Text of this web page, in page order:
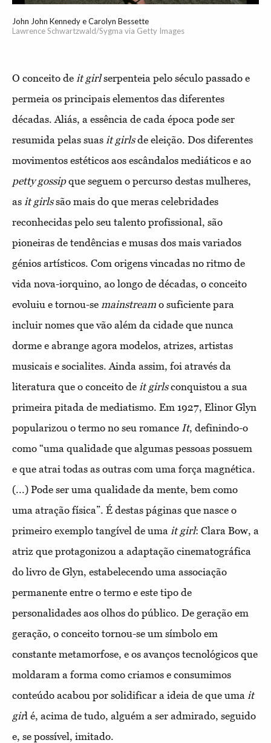
John John Kennedy e Carolyn Bessette
Lawrence Schwartzwald/Sygma via Getty Images
O conceito de it girlserpenteia pelo século passado e
permeia os principais elementos das diferentes
décadas. Aliás, a essência de cada época pode ser
resumida pelas suas it girlsde eleição. Dos diferentes
movimentos estéticos aos escândalos mediáticos e ao
petty gossipque seguem o percurso destas mulheres,
as it girlssão mais do que meras celebridades
reconhecidas pelo seu talento profissional, são
pioneiras de tendências e musas dos mais variados
génios artísticos. Com origens vincadas no ritmo de
vida nova-iorquino, ao longo de décadas, o conceito
evoluiu e tornou-se mainstream o suficiente para
incluir nomes que vão além da cidade que nunca
dorme e abrange agora modelos, atrizes, artistas
musicais e socialites. Ainda assim, foi através da
literatura que o conceito de it girlsconquistou a sua
primeira pitada de mediatismo. Em 1927, Elinor Glyn
popularizou o termo no seu romance It, definindo-o
como “uma qualidade que algumas pessoas possuem
e que atrai todas as outras com uma força magnética.
(...) Pode ser uma qualidade da mente, bem como
uma atração física”. É destas páginas que nasce o
primeiro exemplo tangível de uma it girl: Clara Bow, a
atriz que protagonizou a adaptação cinematográfica
do livro de Glyn, estabelecendo uma associação
permanente entre o termo e este tipo de
personalidades aos olhos do público. De geração em
geração, o conceito tornou-se um símbolo em
constante metamorfose, e os avanços tecnológicos que
moldaram a forma como criamos e consumimos
conteúdo acabou por solidificar a ideia de que uma it
girl é, acima de tudo, alguém a ser admirado, seguido
e, se possível, imitado.